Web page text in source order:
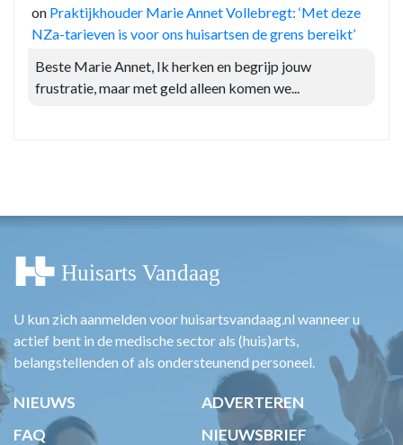
on Praktijkhouder Marie Annet Vollebregt: ‘Met deze
NZa-tarieven is voor ons huisartsen de grens bereikt’
Beste Marie Annet, Ik herken en begrijp jouw
frustratie, maar met geld alleen komen we...
U kun zich aanmelden voor huisartsvandaag.nl wanneer u
actief bent in de medische sector als (huis)arts,
belangstellenden of als ondersteunend personeel.
NIEUWS
ADVERTEREN
FAQ
NIEUWSBRIEF